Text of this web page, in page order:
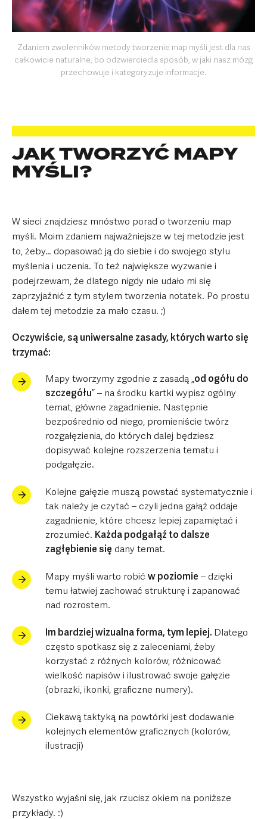
Zdaniem zwolenników metody tworzenie map myśli jest dla nas
całkowicie naturalne, bo odzwierciedla sposób, w jaki nasz mózg
przechowuje i kategoryzuje informacje.
JAK TWORZYĆ MAPY
MYŚLI?
W sieci znajdziesz mnóstwo porad o tworzeniu map
myśli. Moim zdaniem najważniejsze w tej metodzie jest
to, żeby… dopasować ją do siebie i do swojego stylu
myślenia i uczenia. To też największe wyzwanie i
podejrzewam, że dlatego nigdy nie udało mi się
zaprzyjaźnić z tym stylem tworzenia notatek. Po prostu
dałem tej metodzie za mało czasu. ;)
Oczywiście, są uniwersalne zasady, których warto się
trzymać:
Mapy tworzymy zgodnie z zasadą „od ogółu do
szczegółu” – na środku kartki wypisz ogólny
temat, główne zagadnienie. Następnie
bezpośrednio od niego, promieniście twórz
rozgałęzienia, do których dalej będziesz
dopisywać kolejne rozszerzenia tematu i
podgałęzie.
Kolejne gałęzie muszą powstać systematycznie i
tak należy je czytać – czyli jedna gałąź oddaje
zagadnienie, które chcesz lepiej zapamiętać i
zrozumieć. Każda podgałąź to dalsze
zagłębienie się dany temat.
Mapy myśli warto robić w poziomie – dzięki
temu łatwiej zachować strukturę i zapanować
nad rozrostem.
Im bardziej wizualna forma, tym lepiej. Dlatego
często spotkasz się z zaleceniami, żeby
korzystać z różnych kolorów, różnicować
wielkość napisów i ilustrować swoje gałęzie
(obrazki, ikonki, graficzne numery).
Ciekawą taktyką na powtórki jest dodawanie
kolejnych elementów graficznych (kolorów,
ilustracji)
Wszystko wyjaśni się, jak rzucisz okiem na poniższe
przykłady. :)